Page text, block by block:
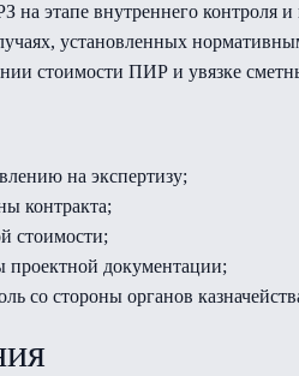
на этапе внутреннего контроля
установленных
стоимости ПИР и увязке
на экспертизу;
контракта;
стоимости;
проектной документации;
со стороны органов